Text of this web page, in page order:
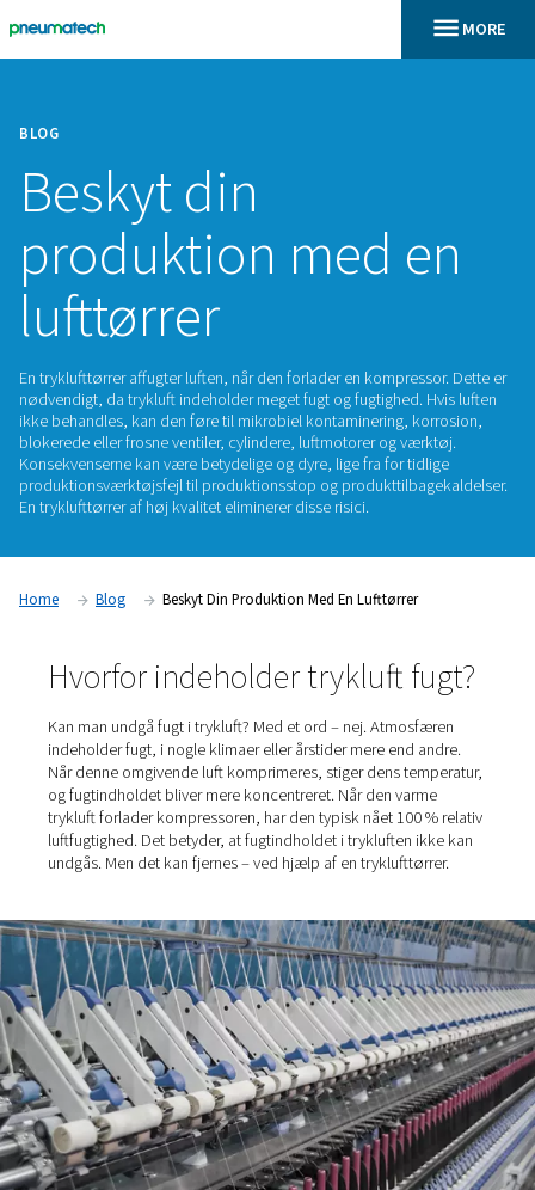
BLOG
Beskyt din
produktion med
lufttørrer
En tryklufttørrer affugter luften, når den forlader en
nødvendigt, da trykluft indeholder meget fugt og fugtighed.
ikke behandles, kan den føre til mikrobiel kontaminering,
blokerede eller frosne ventiler, cylindere, luftmotorer og
produktionsværktøjsfejl til produktionsstop og
Home Blog Beskyt Din Produktion Med En Lufttørrer
Hvorfor indeholder trykluft
indeholder fugt, i nogle klimaer eller årstider mere end
Når denne omgivende luft komprimeres, stiger dens
og fugtindholdet bliver mere koncentreret. Når den
trykluft forlader kompressoren, har den typisk nået 100
luftfugtighed. Det betyder, at fugtindholdet i trykluften
undgås. Men det kan fjernes – ved hjælp af en